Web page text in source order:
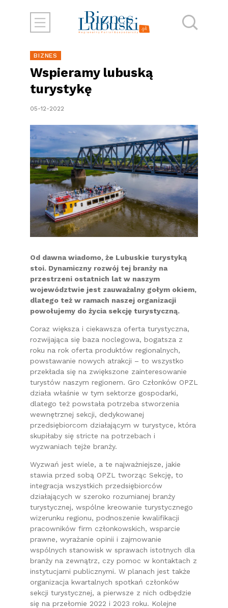
BIZNES
Wspieramy lubuską
turystykę
05-12-2022
Od dawna wiadomo, że Lubuskie turystyką
stoi. Dynamiczny rozwój tej branży na
przestrzeni ostatnich lat w naszym
województwie jest zauważalny gołym okiem,
dlatego też w ramach naszej organizacji
powołujemy do życia sekcję turystyczną.
Coraz większa i ciekawsza oferta turystyczna,
rozwijająca się baza noclegowa, bogatsza z
roku na rok oferta produktów regionalnych,
powstawanie nowych atrakcji – to wszystko
przekłada się na zwiększone zainteresowanie
turystów naszym regionem. Gro Członków OPZL
działa właśnie w tym sektorze gospodarki,
dlatego też powstała potrzeba stworzenia
wewnętrznej sekcji, dedykowanej
przedsiębiorcom działającym w turystyce, która
skupiłaby się stricte na potrzebach i
wyzwaniach tejże branży.
Wyzwań jest wiele, a te najważniejsze, jakie
stawia przed sobą OPZL tworząc Sekcję, to
integracja wszystkich przedsiębiorców
działających w szeroko rozumianej branży
turystycznej, wspólne kreowanie turystycznego
wizerunku regionu, podnoszenie kwalifikacji
pracowników firm członkowskich, wsparcie
prawne, wyrażanie opinii i zajmowanie
wspólnych stanowisk w sprawach istotnych dla
branży na zewnątrz, czy pomoc w kontaktach z
instytucjami publicznymi. W planach jest także
organizacja kwartalnych spotkań członków
sekcji turystycznej, a pierwsze z nich odbędzie
się na przełomie 2022 i 2023 roku. Kolejne